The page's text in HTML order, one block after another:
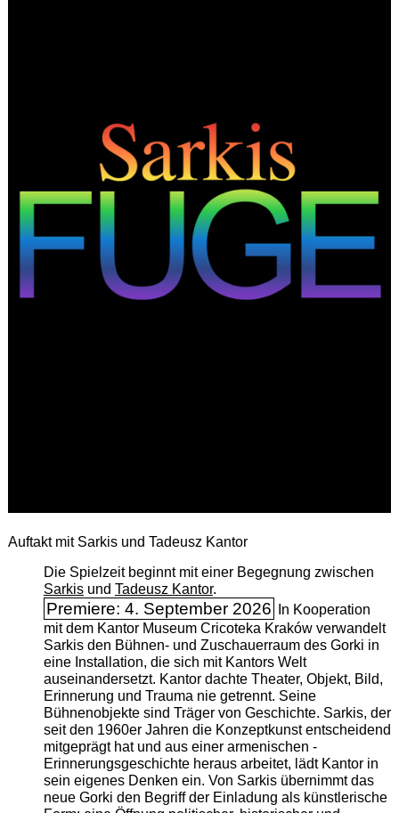
Auftakt mit Sarkis und Tadeusz Kantor
Die Spielzeit beginnt mit einer Begegnung zwischen
Sarkisund Tadeusz Kantor.
Premiere: 4. September 2026
In Kooperation
mit dem Kantor Museum Cricoteka Kraków verwandelt
Sarkis den Bühnen- und Zuschauerraum des Gorki in
eine Installation, die sich mit Kantors Welt
auseinandersetzt. Kantor dachte Theater, Objekt, Bild,
Erinnerung und Trauma nie getrennt. Seine
Bühnenobjekte sind Träger von Geschichte. Sarkis, der
seit den 1960er Jahren die Konzeptkunst entscheidend
mitgeprägt hat und aus einer armenischen ­
Erinnerungsgeschichte heraus arbeitet, lädt Kantor in
sein eigenes Denken ein. Von Sarkis übernimmt das
neue Gorki den Begriff der Einladung als künstlerische